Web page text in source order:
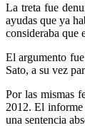
La treta fue
ayudas que ya
consideraba que
El argumento
Sato, a su vez
Por las mismas
2012. El informe
una sentencia